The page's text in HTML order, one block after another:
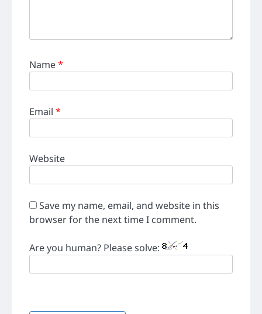
Name*
Email *
Website
Save my name, email, and website in this
browser for the next time I comment.
Are you human? Please solve: